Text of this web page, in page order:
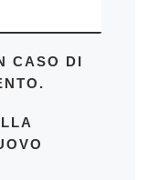
CASO DI